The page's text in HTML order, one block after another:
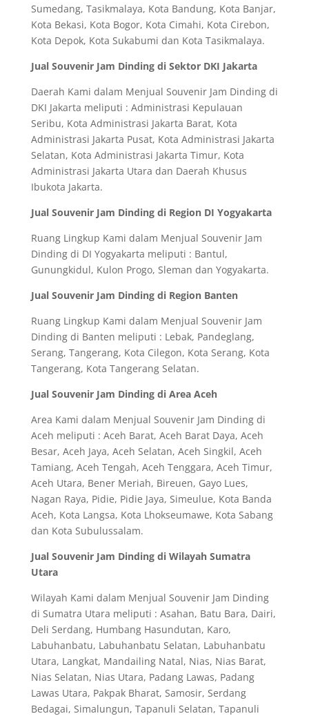
Sumedang, Tasikmalaya, Kota Bandung, Kota Banjar,
Kota Bekasi, Kota Bogor, Kota Cimahi, Kota Cirebon,
Kota Depok, Kota Sukabumi dan Kota Tasikmalaya.
Jual Souvenir Jam Dinding di Sektor DKI Jakarta
Daerah Kami dalam Menjual Souvenir Jam Dinding di
DKI Jakarta meliputi : Administrasi Kepulauan
Seribu, Kota Administrasi Jakarta Barat, Kota
Administrasi Jakarta Pusat, Kota Administrasi Jakarta
Selatan, Kota Administrasi Jakarta Timur, Kota
Administrasi Jakarta Utara dan Daerah Khusus
Ibukota Jakarta.
Jual Souvenir Jam Dinding di Region DI Yogyakarta
Ruang Lingkup Kami dalam Menjual Souvenir Jam
Dinding di DI Yogyakarta meliputi : Bantul,
Gunungkidul, Kulon Progo, Sleman dan Yogyakarta.
Jual Souvenir Jam Dinding di Region Banten
Ruang Lingkup Kami dalam Menjual Souvenir Jam
Dinding di Banten meliputi : Lebak, Pandeglang,
Serang, Tangerang, Kota Cilegon, Kota Serang, Kota
Tangerang, Kota Tangerang Selatan.
Jual Souvenir Jam Dinding di Area Aceh
Area Kami dalam Menjual Souvenir Jam Dinding di
Aceh meliputi : Aceh Barat, Aceh Barat Daya, Aceh
Besar, Aceh Jaya, Aceh Selatan, Aceh Singkil, Aceh
Tamiang, Aceh Tengah, Aceh Tenggara, Aceh Timur,
Aceh Utara, Bener Meriah, Bireuen, Gayo Lues,
Nagan Raya, Pidie, Pidie Jaya, Simeulue, Kota Banda
Aceh, Kota Langsa, Kota Lhokseumawe, Kota Sabang
dan Kota Subulussalam.
Jual Souvenir Jam Dinding di Wilayah Sumatra
Utara
Wilayah Kami dalam Menjual Souvenir Jam Dinding
di Sumatra Utara meliputi : Asahan, Batu Bara, Dairi,
Deli Serdang, Humbang Hasundutan, Karo,
Labuhanbatu, Labuhanbatu Selatan, Labuhanbatu
Utara, Langkat, Mandailing Natal, Nias, Nias Barat,
Nias Selatan, Nias Utara, Padang Lawas, Padang
Lawas Utara, Pakpak Bharat, Samosir, Serdang
Bedagai, Simalungun, Tapanuli Selatan, Tapanuli